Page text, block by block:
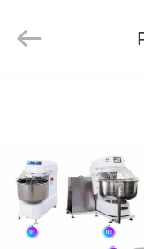
PRODUKTE
ÜBER
UNS
Reserved.
Developed